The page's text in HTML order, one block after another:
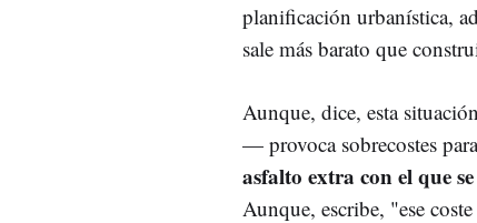
planificación urbanística,
sale más barato que
Aunque, dice, esta
— provoca sobrecostes
asfalto extra con el que
Aunque, escribe, "ese